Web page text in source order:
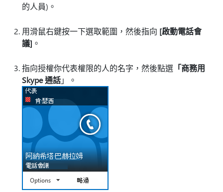
的人員)。
用滑鼠右鍵按一下選取範圍，然後指向 [啟動電話會
議] 。
指向授權你代表權限的人的名字，然後點選 「商務用
Skype 通話」。